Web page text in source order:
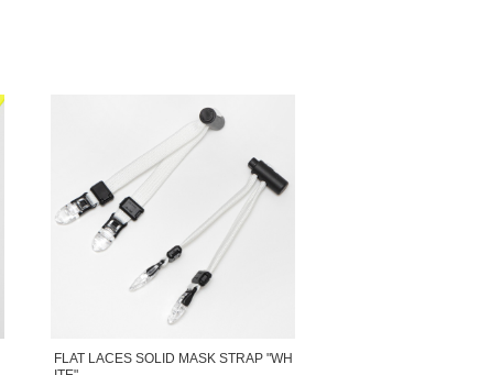
FLAT LACES SOLID MASK STRAP "WH